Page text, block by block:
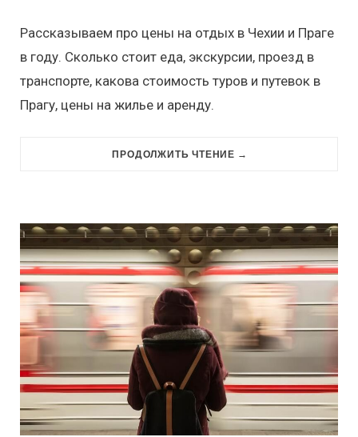
Рассказываем про цены на отдых в Чехии и Праге
в году. Сколько стоит еда, экскурсии, проезд в
транспорте, какова стоимость туров и путевок в
Прагу, цены на жилье и аренду.
ПРОДОЛЖИТЬ ЧТЕНИЕ →